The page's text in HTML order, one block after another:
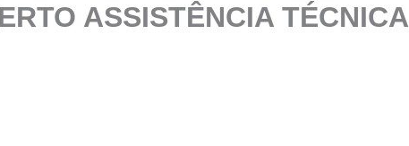
ASSISTÊNCIA TÉCNICA